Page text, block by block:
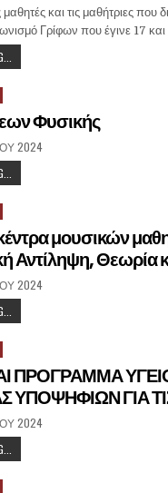
και τις μαθήτριες
Γρίφων που έγινε 17
Φυσικής
2024
μουσικών
Αντίληψη, Θεωρία
2024
ΠΡΟΓΡΑΜΜΑ
ΥΠΟΨΗΦΙΩΝ ΓΙΑ
2024